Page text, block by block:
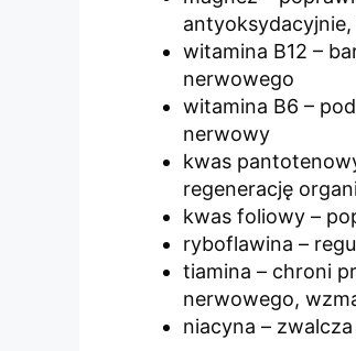
witamina B12 –
nerwowego
witamina B6 –
nerwowy
kwas
regenerację
kwas foliowy –
ryboflawina –
tiamina – chroni
nerwowego,
niacyna –